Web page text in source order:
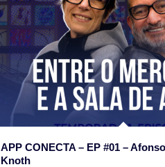
APP CONECTA – EP #01 –
Knoth